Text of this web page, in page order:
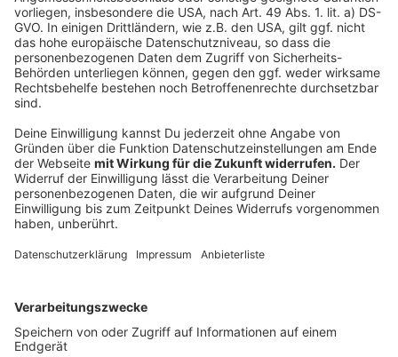
Anzeige
Weitere Meldungen aus Leverkusen
Anzeige
Leverkusen: Feuerwehreinsatz an Tankstelle in
Rheindorf
Leverkusen: Jahresbilanz der Hitdorfer Fähre
Jahrestag der Bombardierung Opladens: Gedenken in